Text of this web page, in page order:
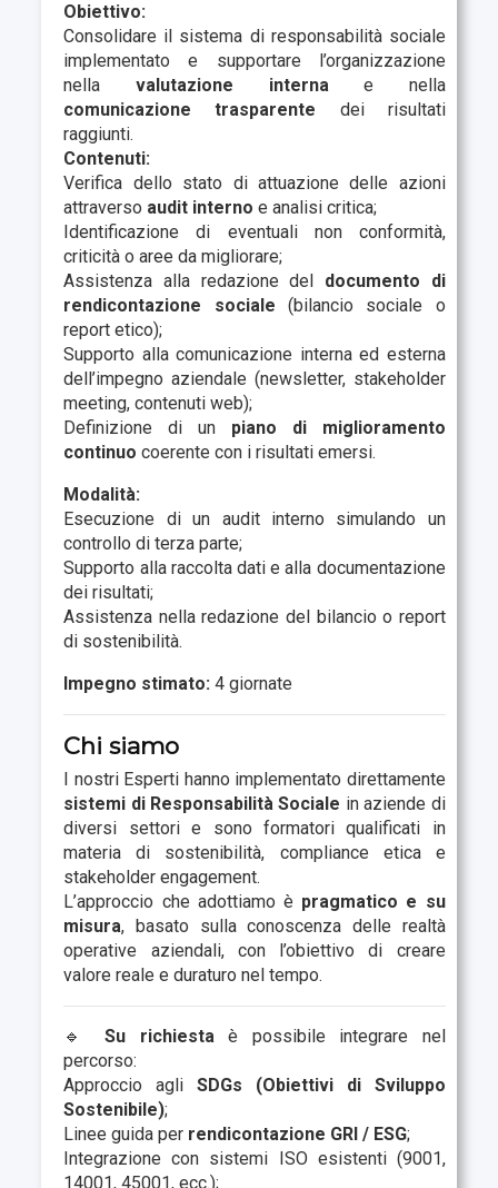
Obiettivo:
Consolidare il sistema di responsabilità sociale
implementato e supportare l’organizzazione
nella valutazione internae nella
comunicazione trasparente dei risultati
raggiunti.
Contenuti:
Verifica dello stato di attuazione delle azioni
attraverso audit interno e analisi critica;
Identificazione di eventuali non conformità,
criticità o aree da migliorare;
Assistenza alla redazione del documento di
rendicontazione sociale (bilancio sociale o
report etico);
Supporto alla comunicazione interna ed esterna
dell’impegno aziendale (newsletter, stakeholder
meeting, contenuti web);
Definizione di un piano di miglioramento
continuo coerente con i risultati emersi.
Modalità:
Esecuzione di un audit interno simulando un
controllo di terza parte;
Supporto alla raccolta dati e alla documentazione
dei risultati;
Assistenza nella redazione del bilancio o report
di sostenibilità.
Impegno stimato: 4 giornate
Chi siamo
I nostri Esperti hanno implementato direttamente
sistemi di Responsabilità Sociale in aziende di
diversi settori e sono formatori qualificati in
materia di sostenibilità, compliance etica e
stakeholder engagement.
L’approccio che adottiamo è pragmatico e su
misura, basato sulla conoscenza delle realtà
operative aziendali, con l’obiettivo di creare
valore reale e duraturo nel tempo.
🔹Su richiestaè possibile integrare nel
percorso:
Approccio agliSDGs (Obiettivi di Sviluppo
Sostenibile);
Linee guida per rendicontazione GRI / ESG;
Integrazione con sistemi ISO esistenti (9001,
14001, 45001, ecc.);